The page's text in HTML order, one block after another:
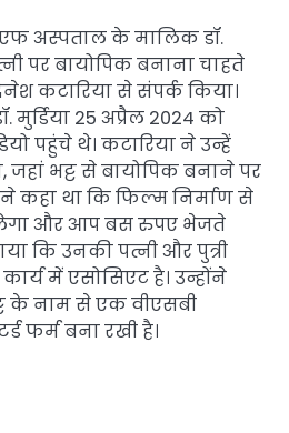
अस्पताल के मालिक डॉ.
पर बायोपिक बनाना चाहते
कटारिया से संपर्क किया।
25 अप्रैल 2024 को
पहुंचे थे। कटारिया ने उन्हें
जहां भट्ट से बायोपिक बनाने पर
ने कहा था कि फिल्म निर्माण से
और आप बस रुपए भेजते
कि उनकी पत्नी और पुत्री
में एसोसिएट है। उन्होंने
के नाम से एक वीएसबी
फर्म बना रखी है।